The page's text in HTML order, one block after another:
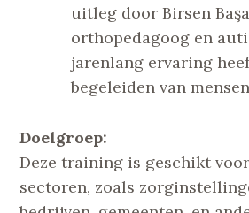
uitleg door Birsen
orthopedagoog en
jarenlang ervaring
begeleiden van
Doelgroep:
Deze training is geschikt
sectoren, zoals